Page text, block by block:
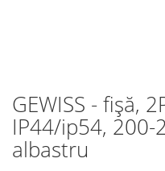
GEWISS - fișă,
IP44/ip54, 200-
albastru
Skip
to
the
beginning